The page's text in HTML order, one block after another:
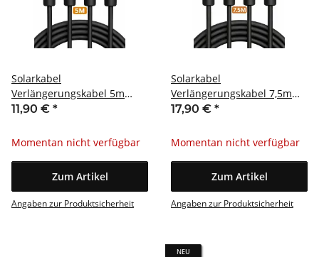
Solarkabel
Verlängerungskabel 5m
11,90 € *
Momentan nicht verfügbar
Zum Artikel
Angaben zur Produktsicherheit
Solarkabel
Verlängerungskabel 7,5m
17,90 € *
Momentan nicht verfügbar
Zum Artikel
Angaben zur Produktsicherheit
NEU